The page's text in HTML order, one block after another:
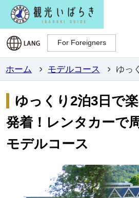
For Foreigners
For Foreigners
ホーム モデルコース ゆっ
ゆっくり2泊3日で
発着！レンタカーで
モデルコース